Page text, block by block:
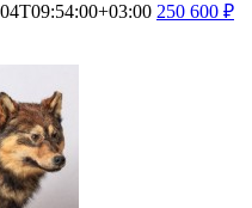
250 600 ₽